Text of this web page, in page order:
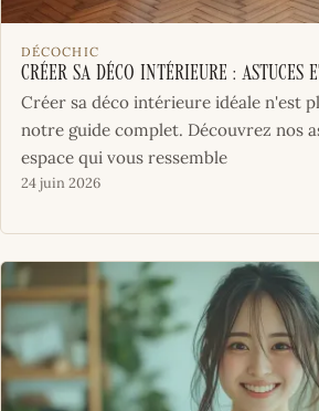
DÉCOCHIC
Créer sa déco intérieure : astuces
Créer sa déco intérieure idéale n'est
notre guide complet. Découvrez nos
espace qui vous ressemble
24 juin 2026